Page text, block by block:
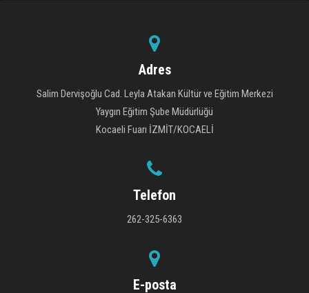
Adres
Salim Dervişoğlu Cad. Leyla Atakan Kültür ve Eğitim Merkezi
Yaygın Eğitim Şube Müdürlüğü
Kocaeli Fuarı İZMİT/KOCAELİ
Telefon
262-325-6363
E-posta